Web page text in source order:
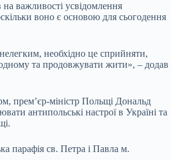
важливості усвідомлення
воно є основою для сьогодення
необхідно це сприйняти,
та продовжувати жити», – додав
прем’єр-міністр Польщі Дональд
антипольські настрої в Україні та
парафія св. Петра і Павла м.